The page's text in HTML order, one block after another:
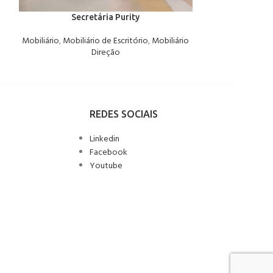
Secretária Purity
Mobiliário,Mobiliário de Escritório,Mobiliário
Direção
REDES SOCIAIS
Linkedin
Facebook
Youtube